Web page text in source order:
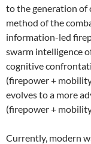
to the generation of
method of the
information-led
swarm intelligence
cognitive
(firepower +
evolves to a more
(firepower +
Currently, modern